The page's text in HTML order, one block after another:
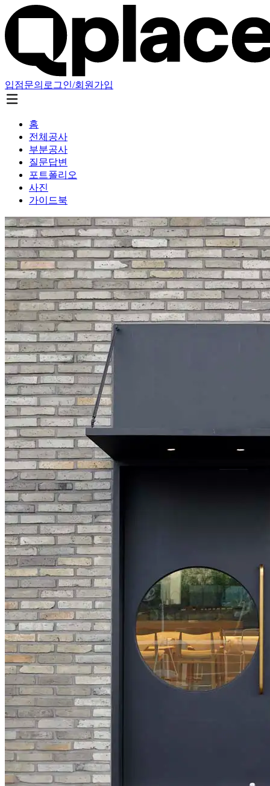
입점문의 로그인/회원가입
홈
전체공사
부분공사
질문답변
포트폴리오
사진
가이드북